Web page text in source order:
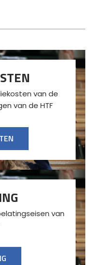
van de
van de HTF
van